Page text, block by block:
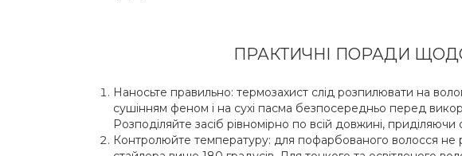
ПРАКТИЧНІ ПОРАДИ
Наносьте правильно: термозахист слід розпилювати на
сушінням феном і на сухі пасма безпосередньо перед
Розподіляйте засіб рівномірно по всій довжині, приділяючи
Контролюйте температуру: для пофарбованого волосся не